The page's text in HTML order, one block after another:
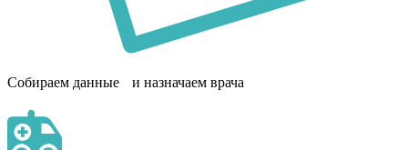
Собираем данные и назначаем врача